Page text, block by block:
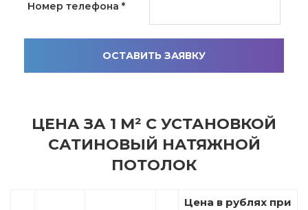
Номер телефона *
ОСТАВИТЬ ЗАЯВКУ
ЦЕНА ЗА 1 М² С УСТАНОВКОЙ
САТИНОВЫЙ НАТЯЖНОЙ
ПОТОЛОК
Цена в рублях при